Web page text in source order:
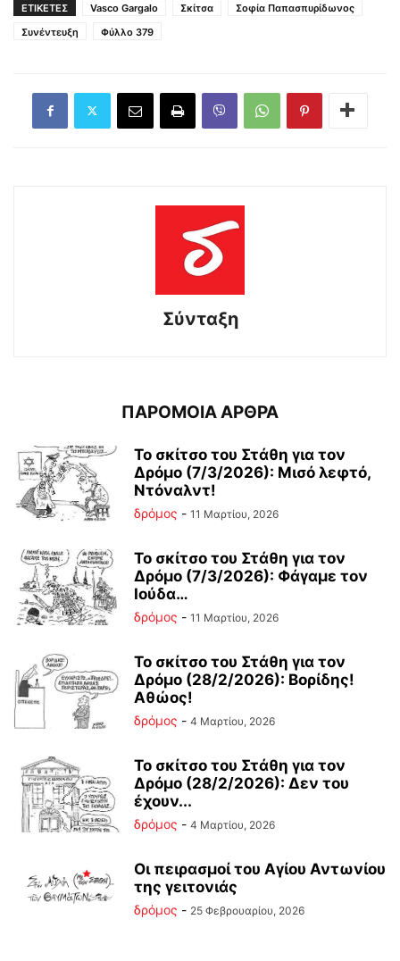
ΕΤΙΚΕΤΕΣ Vasco Gargalo Σκίτσα
Σοφία Παπασπυρίδωνος
Συνέντευξη
Φύλλο 379
Σύνταξη
ΠΑΡΟΜΟΙΑ ΑΡΘΡΑ
Το σκίτσο του Στάθη για τον
Δρόμο (7/3/2026): Μισό λεφτό,
Ντόναλντ!
δρόμος - 11 Μαρτίου, 2026
Το σκίτσο του Στάθη για τον
Δρόμο (7/3/2026): Φάγαμε τον
Ιούδα…
δρόμος - 11 Μαρτίου, 2026
Το σκίτσο του Στάθη για τον
Δρόμο (28/2/2026): Βορίδης!
Αθώος!
δρόμος - 4 Μαρτίου, 2026
Το σκίτσο του Στάθη για τον
Δρόμο (28/2/2026): Δεν του
έχουν...
δρόμος - 4 Μαρτίου, 2026
Οι πειρασμοί του Αγίου Αντωνίου
της γειτονιάς
δρόμος - 25 Φεβρουαρίου, 2026